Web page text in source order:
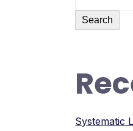
Search
Systematic